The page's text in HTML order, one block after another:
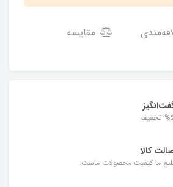
مقایسه
کالا
ما کیفیت محصولات ماست.